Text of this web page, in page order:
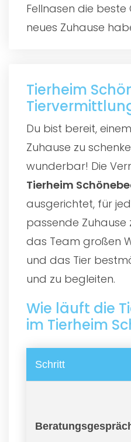
Fellnasen die
neues Zuhause
Tierheim
Du bist bereit,
Zuhause zu
wunderbar! Die
Tierheim
ausgerichtet, für
passende Zuhause
das Team großen
und das Tier
und zu begleiten.
Wie läuft die
im Tierheim
Schritt